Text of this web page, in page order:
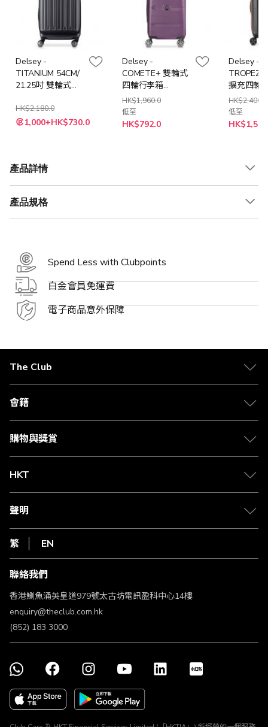
Delsey -
TITANIUM 54CM/
21.25吋 雙輪式四
石墨
HK$2,180.0
特 1,000+HK$730.0
Delsey -
COMETE+ 雙輪式
四輪行李箱
(55cm/67cm/77cm
)(暗紫色/黑色/綠
色)
HK$1,960.0
低至
HK$792.0
Delsey -
TROPEZ
擴充四輪
(多款尺寸
擇)
HK$2,400.0
低至
產品詳情
產品規格
Spend Less with Clubpoints
白金會員免運費
電子商品意外保障
The Club
關於 The Club
合作夥伴
媒體中心
會籍
會籍及專屬禮遇
賺取積分
購物與獎賞
物流與配送
Club Shopping 商品領取站
常見問題
HKT
csl.
1010
HKT
聲明
私隱聲明
使用條款
條款及細則
不歧視及不騷擾聲明
認可牌照及通告
繁 EN
聯絡我們
香港鰂魚涌英皇道979號太古坊電訊盈科中心14樓
enquiry@theclub.com.hk
(852) 183 3000